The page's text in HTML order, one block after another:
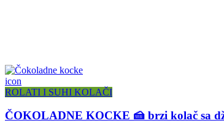
icon
ROLATI I SUHI KOLAČI
ČOKOLADNE KOCKE 🍰 brzi kolač sa